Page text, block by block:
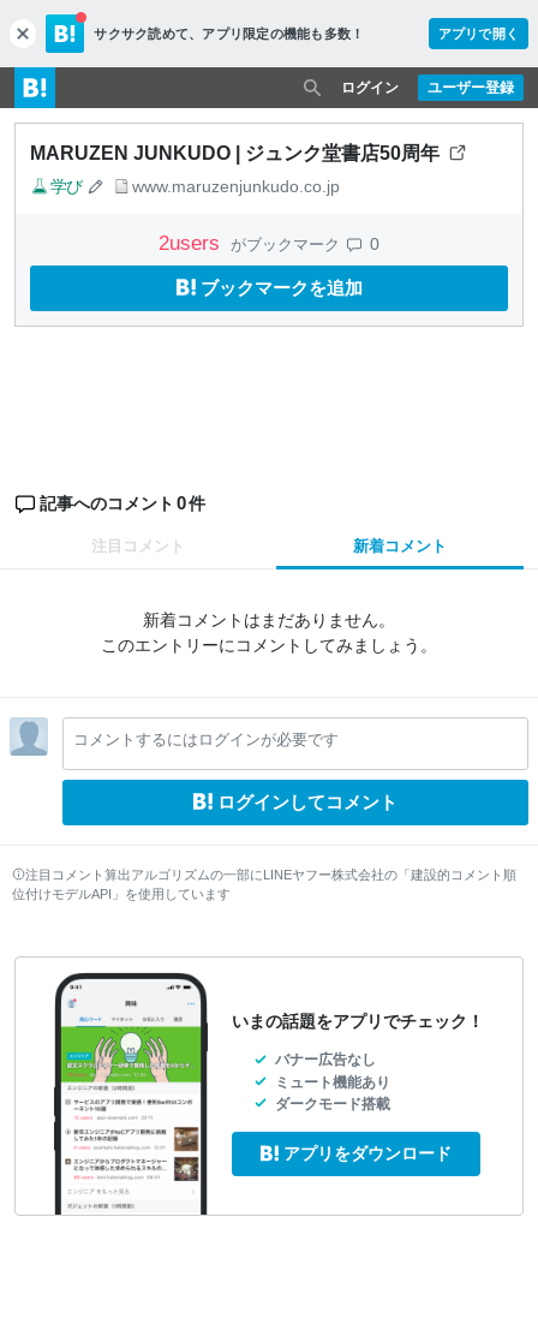
c
l
o
s
e
サクサク読めて、 アプリ限定の機能も多数！ アプリで開く
ユーザー登録
ログイン
MARUZEN JUNKUDO | ジュンク堂書店50周年
学び www.maruzenjunkudo.co.jp
2users がブックマーク 0
ブックマークを追加
記事へのコメント 0件
注目コメント 新着コメント
新着コメントはまだありません。
このエントリーにコメントしてみましょう。
コメントするにはログインが必要です
ログインしてコメント
注目コメント算出アルゴリズムの一部にLINEヤフー株式会社の「建設的コメント順
位付けモデルAPI」を使用しています
いまの話題をアプリでチェック！
バナー広告なし
ミュート機能あり
ダークモード搭載
アプリをダウンロード